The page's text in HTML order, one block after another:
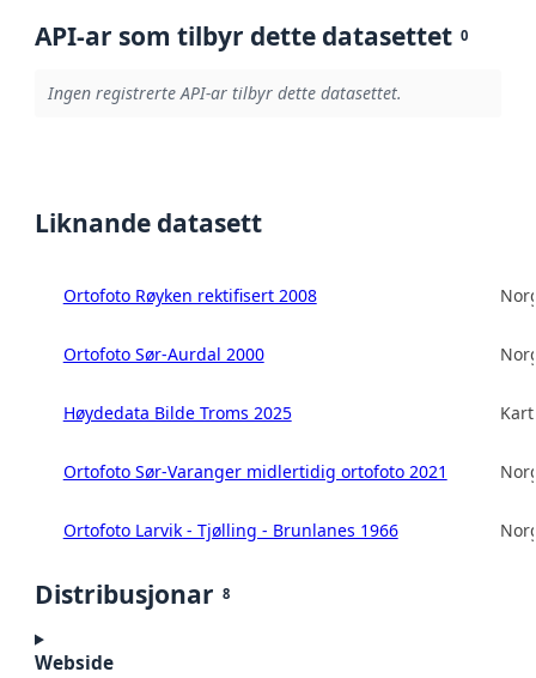
API-ar som tilbyr dette datasettet 0
Ingen registrerte API-ar tilbyr dette datasettet.
Liknande datasett
Ortofoto Røyken rektifisert 2008
Ortofoto Sør-Aurdal 2000
Høydedata Bilde Troms 2025
Ortofoto Sør-Varanger midlertidig ortofoto 2021
Ortofoto Larvik - Tjølling - Brunlanes 1966
Distribusjonar 8
Webside